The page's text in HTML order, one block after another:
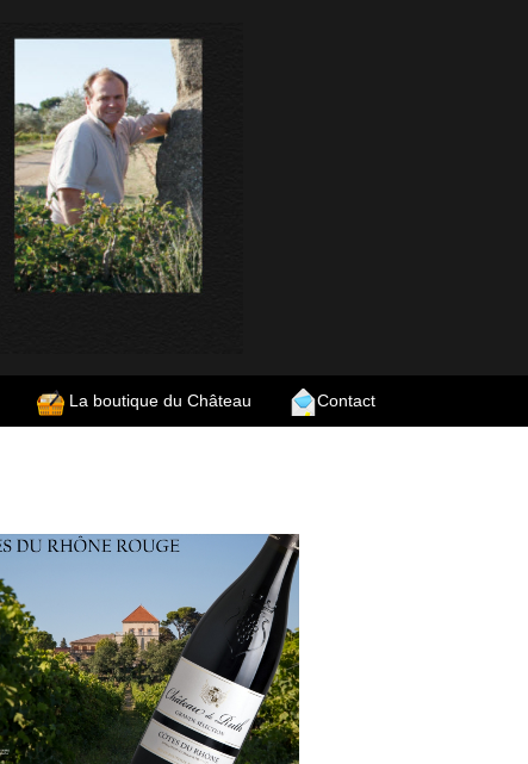
La boutique du Château Contact